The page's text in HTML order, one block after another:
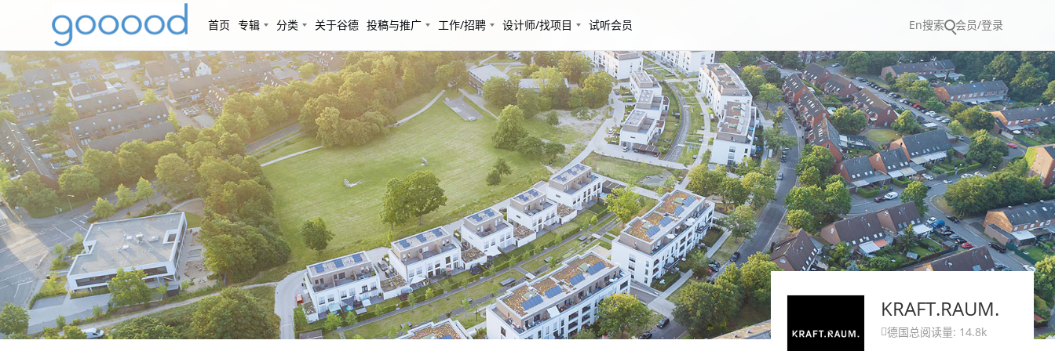
首页 专辑 分类 关于谷德 投稿与推广 工作/招聘 设计师/找项目 试听会员 En搜索 会员/登录
KRAFT.RAUM.
德国总阅读量: 14.8k